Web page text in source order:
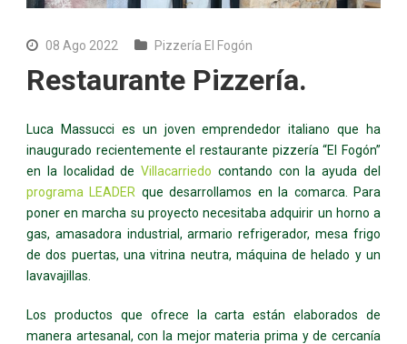
08 Ago 2022 Pizzería El Fogón
Restaurante Pizzería.
Luca Massucci es un joven emprendedor italiano que ha
inaugurado recientemente el restaurante pizzería “El Fogón”
en la localidad deVillacarriedo contando con la ayuda del
programa LEADER que desarrollamos en la comarca. Para
poner en marcha su proyecto necesitaba adquirir un horno a
gas, amasadora industrial, armario refrigerador, mesa frigo
de dos puertas, una vitrina neutra, máquina de helado y un
lavavajillas.
Los productos que ofrece la carta están elaborados de
manera artesanal, con la mejor materia prima y de cercanía